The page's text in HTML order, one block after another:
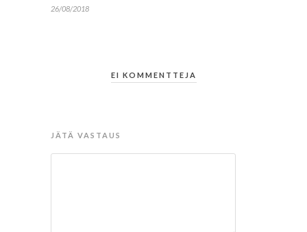
26/08/2018
EI KOMMENTTEJA
JÄTÄ VASTAUS